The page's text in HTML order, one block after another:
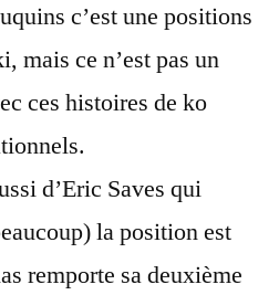
c’est une positions
mais ce n’est pas un
ces histoires de ko
d’Eric Saves qui
la position est
remporte sa deuxième